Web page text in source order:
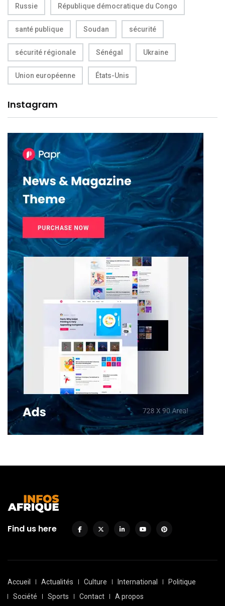
Russie République démocratique du Congo
santé publique Soudan sécurité
sécurité régionale Sénégal Ukraine
Union européenne États-Unis
Instagram
Find us here
Accueil Actualités Culture International
Politique
Société
Sports Contact A propos